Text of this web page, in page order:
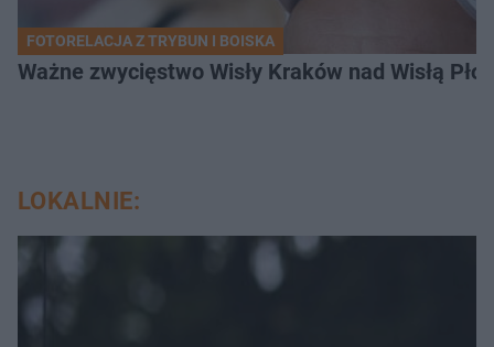
FOTORELACJA Z TRYBUN I BOISKA
Ważne zwycięstwo Wisły Kraków nad Wisłą
LOKALNIE: